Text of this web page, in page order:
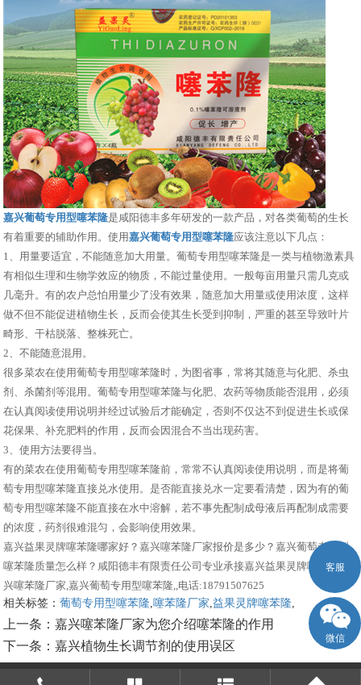
嘉兴葡萄专用型噻苯隆是咸阳德丰多年研发的一款产品，对各类葡萄的生长
有着重要的辅助作用。使用嘉兴葡萄专用型噻苯隆应该注意以下几点：
1、用量要适宜，不能随意加大用量。葡萄专用型噻苯隆是一类与植物激素具
有相似生理和生物学效应的物质，不能过量使用。一般每亩用量只需几克或
几毫升。有的农户总怕用量少了没有效果，随意加大用量或使用浓度，这样
做不但不能促进植物生长，反而会使其生长受到抑制，严重的甚至导致叶片
畸形、干枯脱落、整株死亡。
2、不能随意混用。
很多菜农在使用葡萄专用型噻苯隆时，为图省事，常将其随意与化肥、杀虫
剂、杀菌剂等混用。葡萄专用型噻苯隆与化肥、农药等物质能否混用，必须
在认真阅读使用说明并经过试验后才能确定，否则不仅达不到促进生长或保
花保果、补充肥料的作用，反而会因混合不当出现药害。
3、使用方法要得当。
有的菜农在使用葡萄专用型噻苯隆前，常常不认真阅读使用说明，而是将葡
萄专用型噻苯隆直接兑水使用。是否能直接兑水一定要看清楚，因为有的葡
萄专用型噻苯隆不能直接在水中溶解，若不事先配制成母液后再配制成需要
的浓度，药剂很难混匀，会影响使用效果。
嘉兴益果灵牌噻苯隆哪家好？嘉兴噻苯隆厂家报价是多少？嘉兴葡萄专用型
噻苯隆质量怎么样？咸阳德丰有限责任公司专业承接嘉兴益果灵牌噻苯隆,嘉
兴噻苯隆厂家,嘉兴葡萄专用型噻苯隆,,电话:18791507625
相关标签：葡萄专用型噻苯隆,噻苯隆厂家,益果灵牌噻苯隆,
上一条：嘉兴噻苯隆厂家为您介绍噻苯隆的作用
下一条：嘉兴植物生长调节剂的使用误区
客服
微信